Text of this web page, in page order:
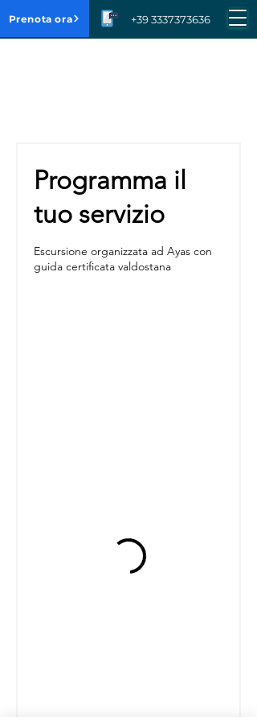
+39 3337373636
Prenota ora
Programma il
tuo servizio
Escursione organizzata ad Ayas con
guida certificata valdostana